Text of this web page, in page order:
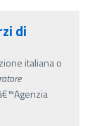
di
italiana o